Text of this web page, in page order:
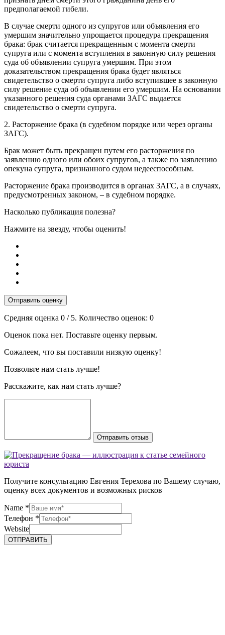
предполагаемой гибели.
В случае смерти одного из супругов или объявления его
умершим значительно упрощается процедура прекращения
брака: брак считается прекращенным с момента смерти
супруга или с момента вступления в законную силу решения
суда об объявлении супруга умершим. При этом
доказательством прекращения брака будет являться
свидетельство о смерти супруга либо вступившее в законную
силу решение суда об объявлении его умершим. На основании
указанного решения суда органами ЗАГС выдается
свидетельство о смерти супруга.
2. Расторжение брака (в судебном порядке или через органы
ЗАГС).
Брак может быть прекращен путем его расторжения по
заявлению одного или обоих супругов, а также по заявлению
опекуна супруга, признанного судом недееспособным.
Расторжение брака производится в органах ЗАГС, а в случаях,
предусмотренных законом, – в судебном порядке.
Насколько публикация полезна?
Нажмите на звезду, чтобы оценить!
Отправить оценку
Средняя оценка 0 / 5. Количество оценок: 0
Оценок пока нет. Поставьте оценку первым.
Сожалеем, что вы поставили низкую оценку!
Позвольте нам стать лучше!
Расскажите, как нам стать лучше?
Отправить отзыв
Получите консультацию Евгения Терехова по Вашему случаю,
оценку всех документов и возможных рисков
Name *
Телефон *
Website
ОТПРАВИТЬ